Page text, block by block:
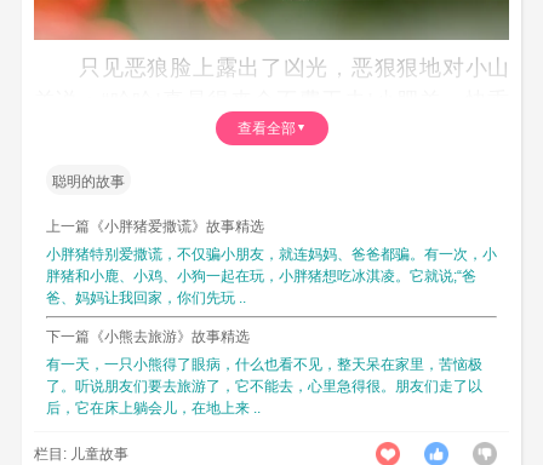
只见恶狼脸上露出了凶光，恶狠狠地对小山
说完，朝着小山羊猛扑过来，小山羊赶紧逃
但是小山羊没有狼跑得快，跑了一段路，轻
易的就被狼抓住了。小山羊虽然心里很畏惧，但
是它想一路要想办法逃脱才行。
小山羊说：“狼先生，您吃了我当然好啊，但
是我已经好几天没吃东西了，肚子好饿。要是您
现在吃了我那口感一定很不好，而且吃不到肉，
只能啃啃骨头，要不然您现在将我喂饱点儿，再
查看全部
聪明的故事
上一篇《小胖猪爱撒谎》故事精选
小胖猪特别爱撒谎，不仅骗小朋友，就连妈妈、爸爸都骗。有一次，小
胖猪和小鹿、小鸡、小狗一起在玩，小胖猪想吃冰淇凌。它就说;“爸
爸、妈妈让我回家，你们先玩 ..
下一篇《小熊去旅游》故事精选
有一天，一只小熊得了眼病，什么也看不见，整天呆在家里，苦恼极
了。听说朋友们要去旅游了，它不能去，心里急得很。朋友们走了以
后，它在床上躺会儿，在地上来 ..
栏目: 儿童故事